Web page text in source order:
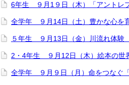
6年生 ９月1９日（木）「アントレ
全学年 ９月14日（土）豊かな心を
５年生 ９月13日（金）川流れ体験
2・4年生 ９月12日（木）絵本の
全学年 ９月９日（月）命をつなぐ「